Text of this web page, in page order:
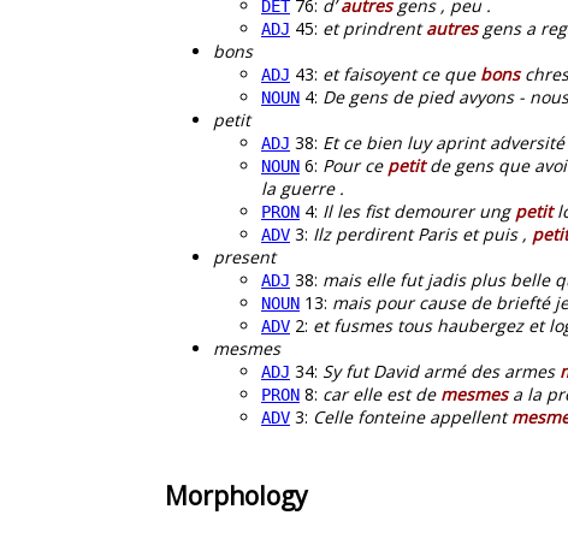
DET76: d’autresgens , peu .
ADJ 45: et prindrentautresgens a
bons
ADJ 43: et faisoyent ce que bons
NOUN 4: De gens de pied avyons -
petit
ADJ 38: Et ce bien luy aprint adversité
NOUN 6: Pour ce petitde gens que
la guerre .
PRON 4: Il les fist demourer ung petit
ADV 3: Ilz perdirent Paris et puis , petit
present
ADJ 38: mais elle fut jadis plus belle
NOUN 13: mais pour cause de briefté
ADV 2: et fusmes tous haubergez et
mesmes
ADJ 34: Sy fut David armé des armes
PRON 8: car elle est de mesmesa la
ADV 3: Celle fonteine appellent
Morphology